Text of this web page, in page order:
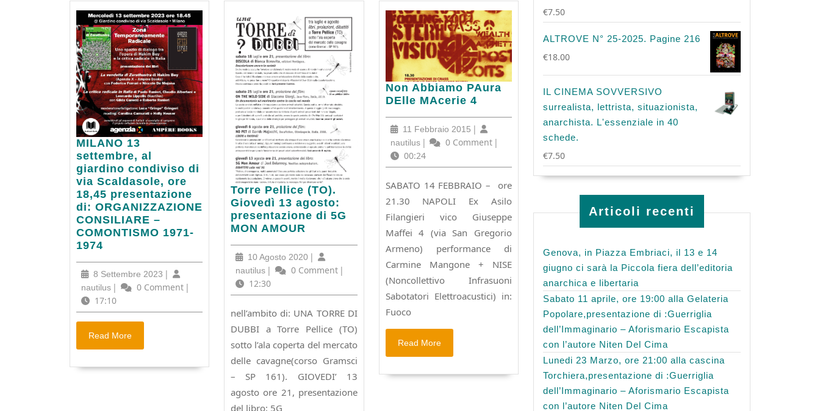
MILANO 13
settembre, al
giardino condiviso di
via Scaldasole, ore
18,45 presentazione
di: ORGANIZZAZIONE
CONSILIARE –
COMONTISMO 1971-
1974
MILANO
13
settembre,
al
giardino
condiviso
di
via
Scaldasole,
18,45
presentazione
di:
ORGANIZZAZIONE
CONSILIARE
COMONTISMO
1974
8 Settembre 2023 8
Settembre
|
nautilus nautilus
| 0 Comment |
17:10
Read More
Torre Pellice (TO).
Giovedì 13 agosto:
presentazione di 5G
MON AMOUR
Torre
Pellice
(TO).
Giovedì
agosto:
presentazione
di
5G
AMOUR
10 Agosto 2020 10
Agosto
|
nautilus nautilus
| 0 Comment |
12:30
nell’ambito di: UNA TORRE DI
DUBBI a Torre Pellice (TO)
sotto l’ala coperta del mercato
delle cavagne(corso Gramsci
– SP 161). GIOVEDI’ 13
agosto ore 21, presentazione
del libro: 5G
Non Abbiamo PAura
DElle MAcerie 4
Non
Abbiamo
DElle
MAcerie
4
11 Febbraio 201511
Febbraio
|
nautilusnautilus
| 0 Comment |
00:24
SABATO 14 FEBBRAIO – ore
21.30 NAPOLI Ex Asilo
Filangieri vico Giuseppe
Maffei 4 (via San Gregorio
Armeno) performance di
Carmine Mangone + NISE
(Noncollettivo Infrasuoni
Sabotatori Elettroacustici) in:
Fuoco
Read MoreRead
More
€7.50
ALTROVE N° 25-2025. Pagine 216
€18.00
IL CINEMA SOVVERSIVO
surrealista, lettrista, situazionista,
anarchista. L'essenziale in 40
schede.
€7.50
Articoli recenti
Genova, in Piazza Embriaci, il 13 e 14
giugno ci sarà la Piccola fiera dell’editoria
anarchica e libertaria
Sabato 11 aprile, ore 19:00 alla Gelateria
Popolare,presentazione di :Guerriglia
dell’Immaginario – Aforismario Escapista
con l’autore Niten Del Cima
Lunedi 23 Marzo, ore 21:00 alla cascina
Torchiera,presentazione di :Guerriglia
dell’Immaginario – Aforismario Escapista
con l’autore Niten Del Cima